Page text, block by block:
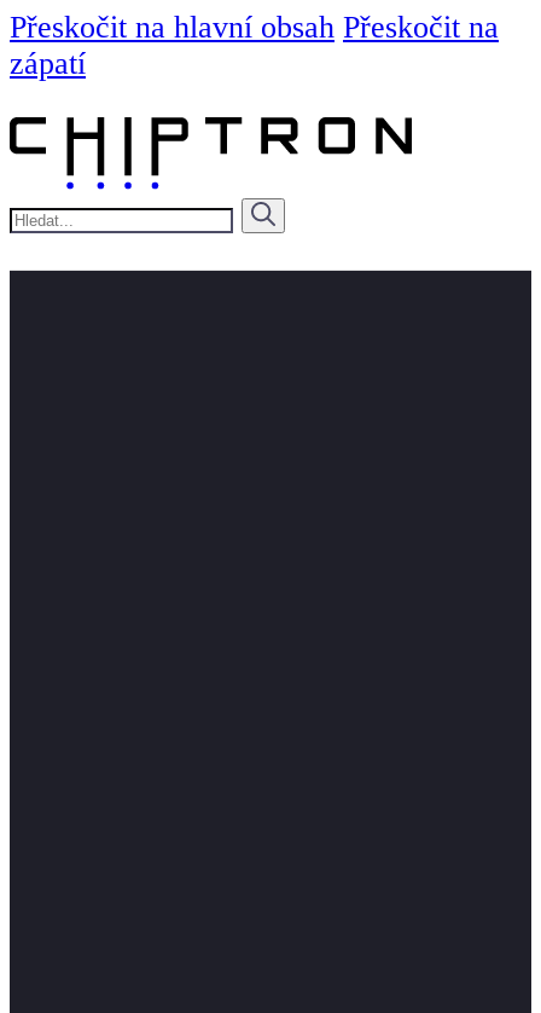
Přeskočit na hlavní obsah Přeskočit na
zápatí
Hledat